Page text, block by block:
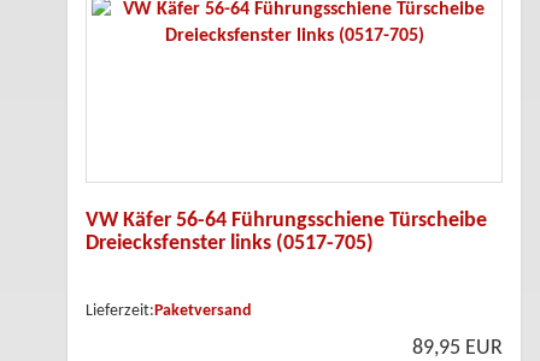
VW Käfer 56-64 Führungsschiene Türscheibe
Dreiecksfenster links (0517-705)
Lieferzeit: Paketversand
89,95 EUR